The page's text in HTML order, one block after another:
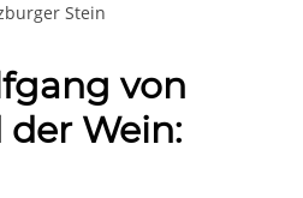
Stein
von
Wein: